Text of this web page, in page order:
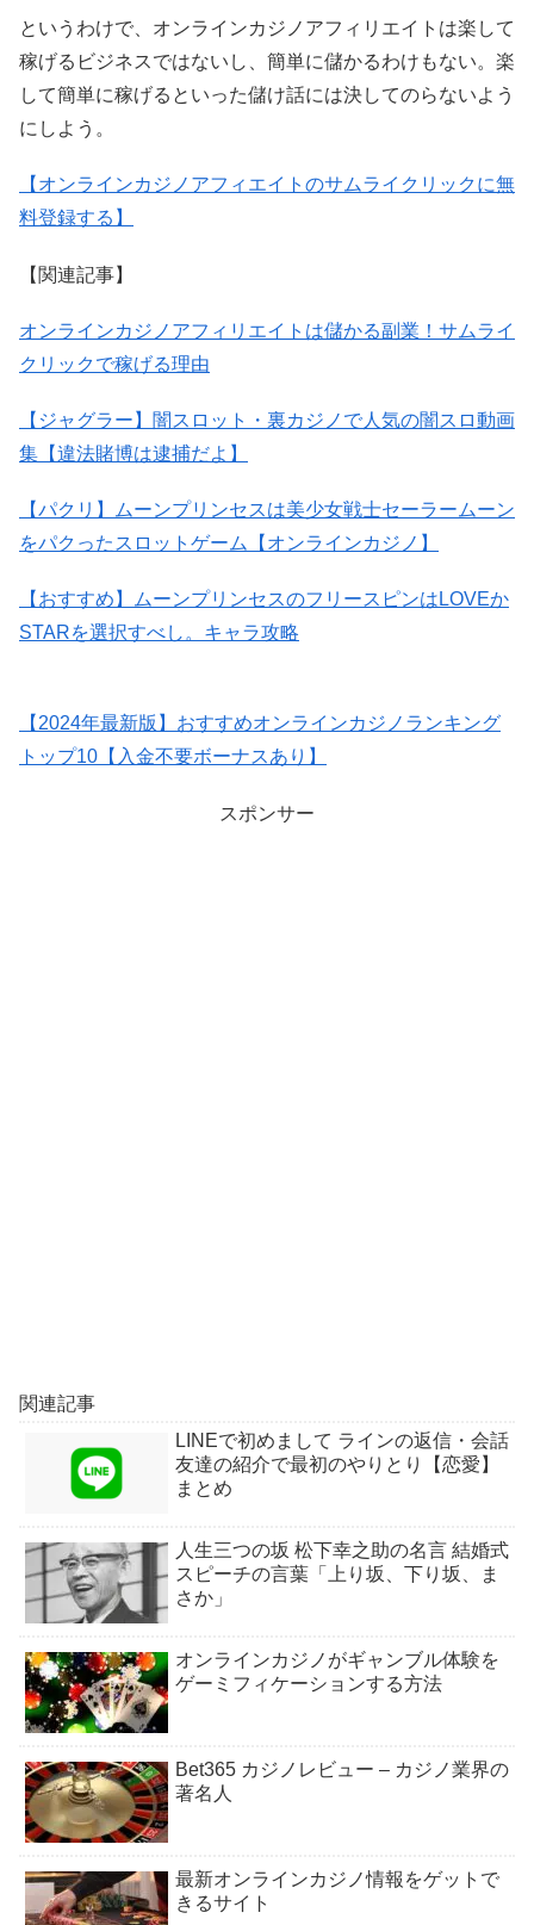
というわけで、オンラインカジノアフィリエイトは楽して
稼げるビジネスではないし、簡単に儲かるわけもない。楽
して簡単に稼げるといった儲け話には決してのらないよう
にしよう。
【オンラインカジノアフィエイトのサムライクリックに無
料登録する】
【関連記事】
オンラインカジノアフィリエイトは儲かる副業！サムライ
クリックで稼げる理由
【ジャグラー】闇スロット・裏カジノで人気の闇スロ動画
集【違法賭博は逮捕だよ】
【パクリ】ムーンプリンセスは美少女戦士セーラームーン
をパクったスロットゲーム【オンラインカジノ】
【おすすめ】ムーンプリンセスのフリースピンはLOVEか
STARを選択すべし。キャラ攻略
【2024年最新版】おすすめオンラインカジノランキング
トップ10【入金不要ボーナスあり】
スポンサー
関連記事
LINEで初めまして ラインの返信・会話
友達の紹介で最初のやりとり【恋愛】
まとめ
人生三つの坂 松下幸之助の名言 結婚式
スピーチの言葉「上り坂、下り坂、ま
さか」
オンラインカジノがギャンブル体験を
ゲーミフィケーションする方法
Bet365 カジノレビュー – カジノ業界の
著名人
最新オンラインカジノ情報をゲットで
きるサイト